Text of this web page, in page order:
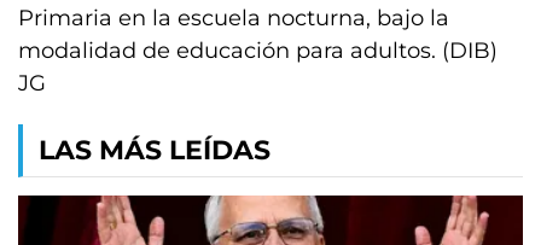
Primaria en la escuela nocturna, bajo la
modalidad de educación para adultos. (DIB)
JG
LAS MÁS LEÍDAS